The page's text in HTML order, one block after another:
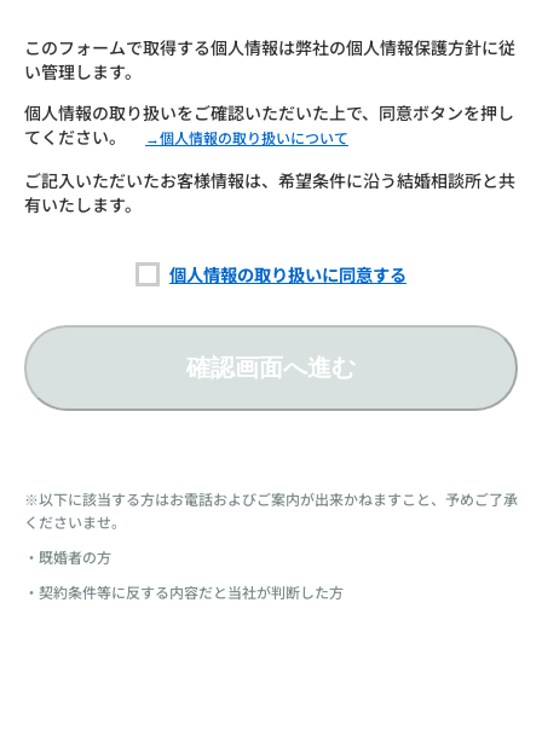
このフォームで取得する個人情報は弊社の個人情報保護方針に従
い管理します。
個人情報の取り扱いをご確認いただいた上で、同意ボタンを押し
てください。
→個人情報の取り扱いについて
ご記入いただいたお客様情報は、希望条件に沿う結婚相談所と共
有いたします。
個人情報の取り扱いに同意する
確認画面へ進む
※以下に該当する方はお電話およびご案内が出来かねますこと、予めご了承
くださいませ。
・既婚者の方
・契約条件等に反する内容だと当社が判断した方